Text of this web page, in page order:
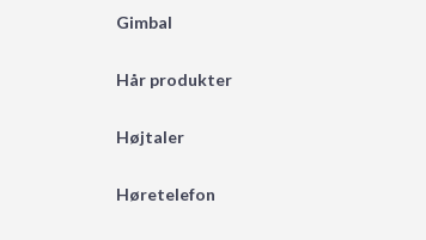
Gimbal
Hår produkter
Højtaler
Høretelefon